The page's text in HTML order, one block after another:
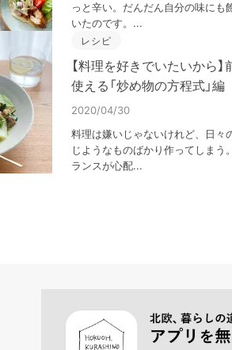
っと辛い。だんだん自分の味に
いたのです。...
レシピ
【料理を好きでいたいから
使える「炒め物の方程式」編
2020/04/30
料理は嫌いじゃないけれど、日々
じようなものばかり作ってしま
ランスが心配...